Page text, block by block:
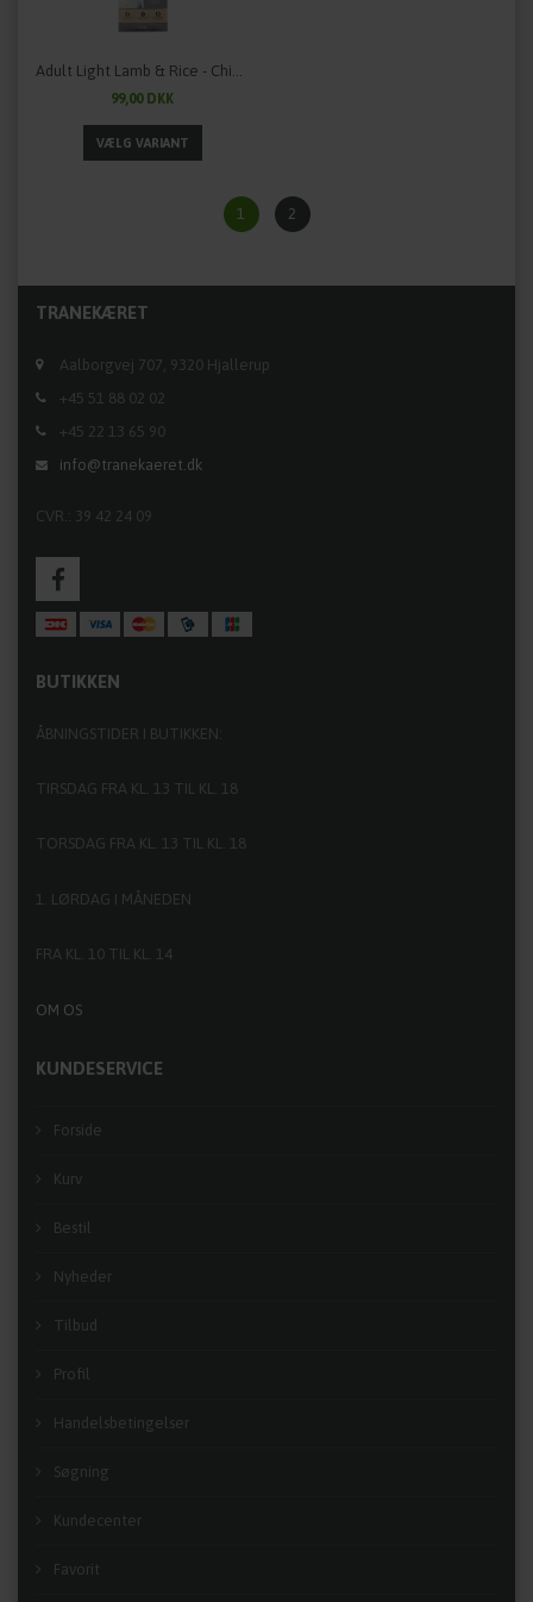
Adult Light Lamb & Rice - Chicopee Classic Line
99,00 DKK
1 2
TRANEKÆRET
Aalborgvej 707, 9320 Hjallerup
+45 51 88 02 02
+45 22 13 65 90
info@tranekaeret.dk
CVR.: 39 42 24 09
BUTIKKEN
ÅBNINGSTIDER I BUTIKKEN:
TIRSDAG FRA KL. 13 TIL KL. 18
TORSDAG FRA KL. 13 TIL KL. 18
1. LØRDAG I MÅNEDEN
FRA KL. 10 TIL KL. 14
OM OS
KUNDESERVICE
Forside
Kurv
Bestil
Nyheder
Tilbud
Profil
Handelsbetingelser
Søgning
Kundecenter
Favorit